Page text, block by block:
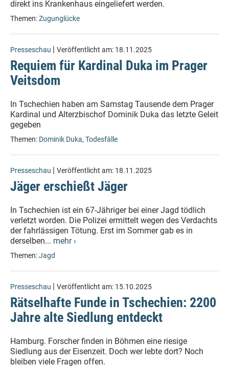
direkt ins Krankenhaus eingeliefert werden.
Themen:Zugunglücke
Presseschau | Veröffentlicht am: 18.11.2025
Requiem für Kardinal Duka im Prager
Veitsdom
In Tschechien haben am Samstag Tausende dem Prager
Kardinal und Alterzbischof Dominik Duka das letzte Geleit
gegeben
Themen: Dominik Duka, Todesfälle
Presseschau | Veröffentlicht am: 18.11.2025
Jäger erschießt Jäger
In Tschechien ist ein 67-Jähriger bei einer Jagd tödlich
verletzt worden. Die Polizei ermittelt wegen des Verdachts
der fahrlässigen Tötung. Erst im Sommer gab es in
derselben... mehr ›
Themen:Jagd
Presseschau | Veröffentlicht am: 15.10.2025
Rätselhafte Funde in Tschechien: 2200
Jahre alte Siedlung entdeckt
Hamburg. Forscher finden in Böhmen eine riesige
Siedlung aus der Eisenzeit. Doch wer lebte dort? Noch
bleiben viele Fragen offen.